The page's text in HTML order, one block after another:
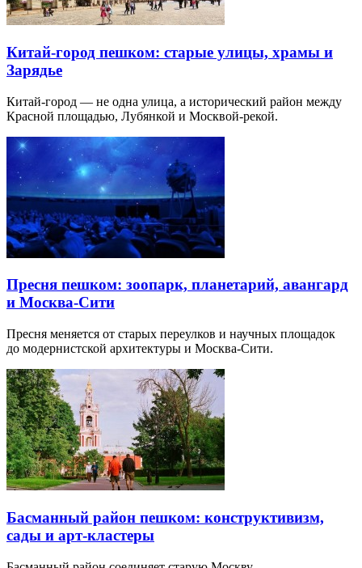
Китай-город пешком: старые улицы, храмы и
Зарядье
Китай-город — не одна улица, а исторический район между
Красной площадью, Лубянкой и Москвой-рекой.
Пресня пешком: зоопарк, планетарий, авангард
и Москва-Сити
Пресня меняется от старых переулков и научных площадок
до модернистской архитектуры и Москва-Сити.
Басманный район пешком: конструктивизм,
сады и арт-кластеры